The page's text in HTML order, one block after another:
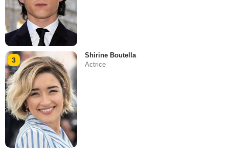
3
Shirine Boutella
Actrice